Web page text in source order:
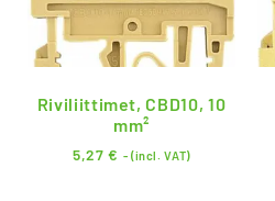
Riviliittimet, CBD10, 10
mm²
5,27€ - (incl. VAT)